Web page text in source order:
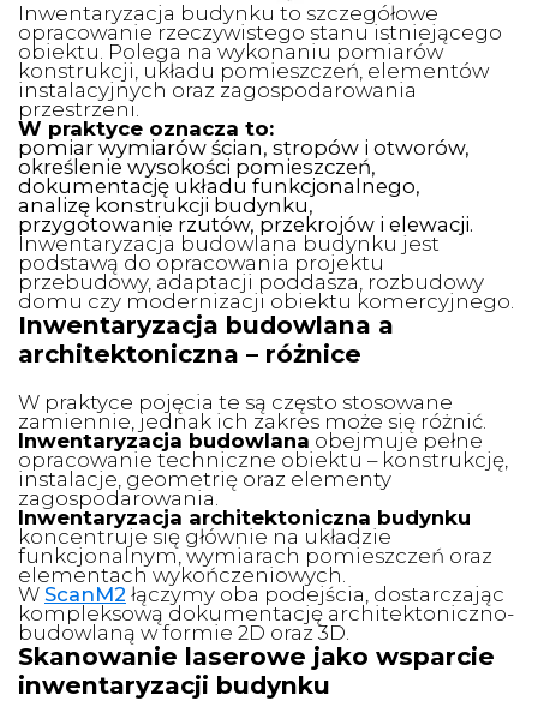
Inwentaryzacja budynku to szczegółowe
opracowanie rzeczywistego stanu istniejącego
obiektu. Polega na wykonaniu pomiarów
konstrukcji, układu pomieszczeń, elementów
instalacyjnych oraz zagospodarowania
przestrzeni.
W praktyce oznacza to:
pomiar wymiarów ścian, stropów i otworów,
określenie wysokości pomieszczeń,
dokumentację układu funkcjonalnego,
analizę konstrukcji budynku,
przygotowanie rzutów, przekrojów i elewacji.
Inwentaryzacja budowlana budynku jest
podstawą do opracowania projektu
przebudowy, adaptacji poddasza, rozbudowy
domu czy modernizacji obiektu komercyjnego.
Inwentaryzacja budowlana a
architektoniczna – różnice
W praktyce pojęcia te są często stosowane
zamiennie, jednak ich zakres może się różnić.
Inwentaryzacja budowlana obejmuje pełne
opracowanie techniczne obiektu – konstrukcję,
instalacje, geometrię oraz elementy
zagospodarowania.
Inwentaryzacja architektoniczna budynku
koncentruje się głównie na układzie
funkcjonalnym, wymiarach pomieszczeń oraz
elementach wykończeniowych.
W ScanM2 łączymy oba podejścia, dostarczając
kompleksową dokumentację architektoniczno-
budowlaną w formie 2D oraz 3D.
Skanowanie laserowe jako wsparcie
inwentaryzacji budynku